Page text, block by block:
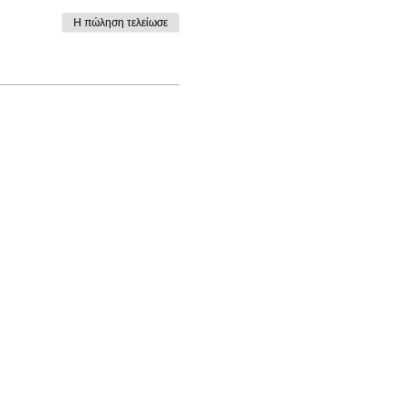
Η πώληση τελείωσε